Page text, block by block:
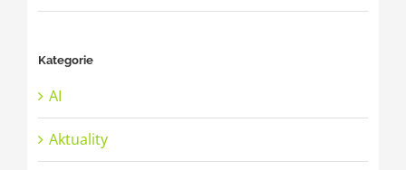
Kategorie
AI
Aktuality